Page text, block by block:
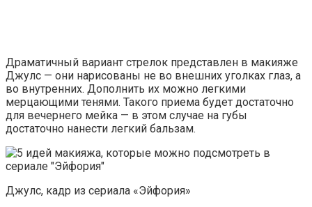
Драматичный вариант стрелок представлен в макияже
Джулс — они нарисованы не во внешних уголках глаз, а
во внутренних. Дополнить их можно легкими
мерцающими тенями. Такого приема будет достаточно
для вечернего мейка — в этом случае на губы
достаточно нанести легкий бальзам.
Джулс, кадр из сериала «Эйфория»